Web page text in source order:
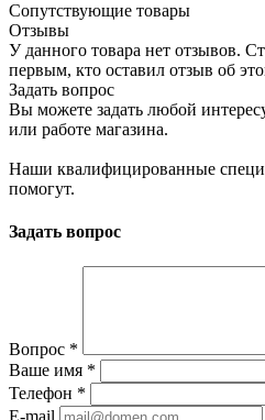
Сопутствующие товары
Отзывы
У данного товара нет отзывов.
первым, кто оставил отзыв об
Задать вопрос
Вы можете задать любой
или работе магазина.
Наши квалифицированные
помогут.
Задать вопрос
Вопрос *
Ваше имя *
Телефон *
E-mail